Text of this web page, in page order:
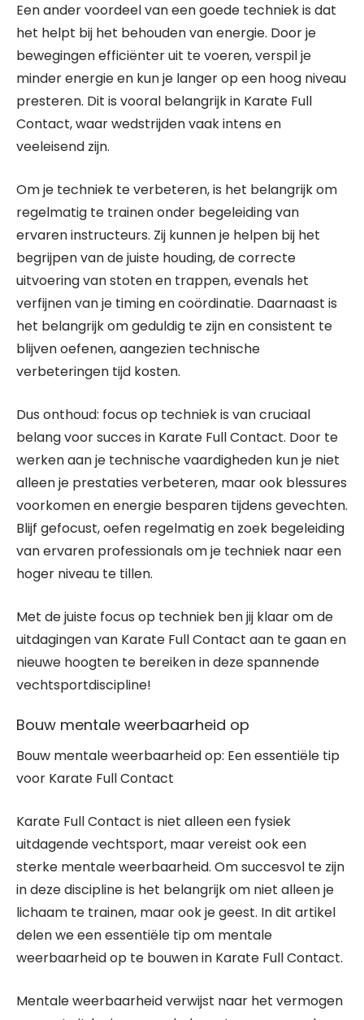
Een ander voordeel van een goede techniek is dat
het helpt bij het behouden van energie. Door je
bewegingen efficiënter uit te voeren, verspil je
minder energie en kun je langer op een hoog niveau
presteren. Dit is vooral belangrijk in Karate Full
Contact, waar wedstrijden vaak intens en
veeleisend zijn.
Om je techniek te verbeteren, is het belangrijk om
regelmatig te trainen onder begeleiding van
ervaren instructeurs. Zij kunnen je helpen bij het
begrijpen van de juiste houding, de correcte
uitvoering van stoten en trappen, evenals het
verfijnen van je timing en coördinatie. Daarnaast is
het belangrijk om geduldig te zijn en consistent te
blijven oefenen, aangezien technische
verbeteringen tijd kosten.
Dus onthoud: focus op techniek is van cruciaal
belang voor succes in Karate Full Contact. Door te
werken aan je technische vaardigheden kun je niet
alleen je prestaties verbeteren, maar ook blessures
voorkomen en energie besparen tijdens gevechten.
Blijf gefocust, oefen regelmatig en zoek begeleiding
van ervaren professionals om je techniek naar een
hoger niveau te tillen.
Met de juiste focus op techniek ben jij klaar om de
uitdagingen van Karate Full Contact aan te gaan en
nieuwe hoogten te bereiken in deze spannende
vechtsportdiscipline!
Bouw mentale weerbaarheid op
Bouw mentale weerbaarheid op: Een essentiële tip
voor Karate Full Contact
Karate Full Contact is niet alleen een fysiek
uitdagende vechtsport, maar vereist ook een
sterke mentale weerbaarheid. Om succesvol te zijn
in deze discipline is het belangrijk om niet alleen je
lichaam te trainen, maar ook je geest. In dit artikel
delen we een essentiële tip om mentale
weerbaarheid op te bouwen in Karate Full Contact.
Mentale weerbaarheid verwijst naar het vermogen